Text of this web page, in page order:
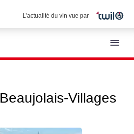
L’actualité du vin vue par
Beaujolais-Villages